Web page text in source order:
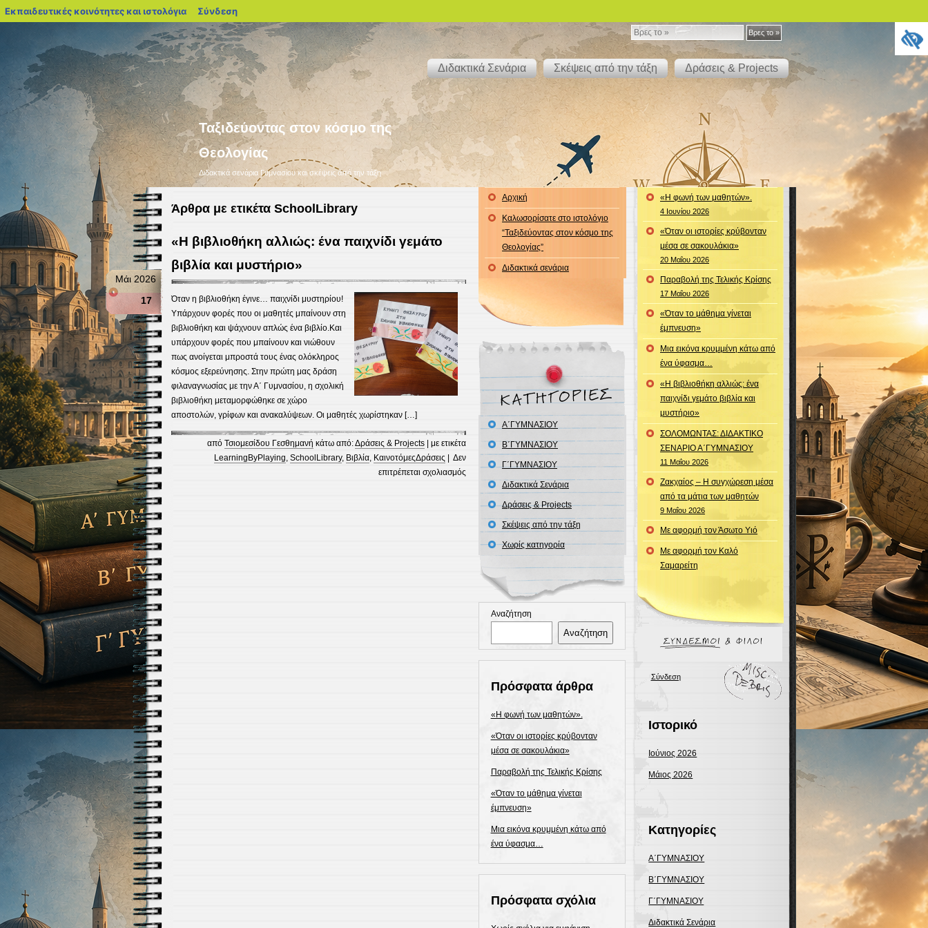
Βρες
το
»
Βρες το »
Διδακτικά Σενάρια Σκέψεις από την τάξη Δράσεις & Projects
Ταξιδεύοντας στον κόσμο της
Θεολογίας
Διδακτικά σενάρια Γυμνασίου και σκέψεις από την τάξη
Άρθρα με ετικέτα SchoolLibrary
«Η βιβλιοθήκη αλλιώς: ένα παιχνίδι γεμάτο
βιβλία και μυστήριο»
Μάι 2026
17
Όταν η βιβλιοθήκη έγινε… παιχνίδι μυστηρίου!
Υπάρχουν φορές που οι μαθητές μπαίνουν στη
βιβλιοθήκη και ψάχνουν απλώς ένα βιβλίο.Και
υπάρχουν φορές που μπαίνουν και νιώθουν
πως ανοίγεται μπροστά τους ένας ολόκληρος
κόσμος εξερεύνησης. Στην πρώτη μας δράση
φιλαναγνωσίας με την Α΄ Γυμνασίου, η σχολική
βιβλιοθήκη μεταμορφώθηκε σε χώρο
αποστολών, γρίφων και ανακαλύψεων. Οι μαθητές χωρίστηκαν […]
από Τσιομεσίδου Γεσθημανή κάτω από:Δράσεις & Projects| με ετικέτα
LearningByPlaying, SchoolLibrary, Βιβλία, ΚαινοτόμεςΔράσεις | Δεν
επιτρέπεται σχολιασμόςστο
βιβλιοθήκη
παιχνίδι
βιβλία
μυστήριο»
Αρχική
Καλωσορίσατε στο ιστολόγιο
“Ταξιδεύοντας στον κόσμο της
Θεολογίας”
Διδακτικά σενάρια
Α΄ΓΥΜΝΑΣΙΟΥ
Β΄ΓΥΜΝΑΣΙΟΥ
Γ΄ΓΥΜΝΑΣΙΟΥ
Διδακτικά Σενάρια
Δράσεις & Projects
Σκέψεις από την τάξη
Χωρίς κατηγορία
Αναζήτηση
Αναζήτηση
Πρόσφατα άρθρα
«Η φωνή των μαθητών».
«Όταν οι ιστορίες κρύβονταν
μέσα σε σακουλάκια»
Παραβολή της Τελικής Κρίσης
«Όταν το μάθημα γίνεται
έμπνευση»
Μια εικόνα κρυμμένη κάτω από
ένα ύφασμα…
Πρόσφατα σχόλια
«Η φωνή των μαθητών».
4 Ιουνίου 2026
«Όταν οι ιστορίες κρύβονταν
μέσα σε σακουλάκια»
20 Μαΐου 2026
Παραβολή της Τελικής Κρίσης
17 Μαΐου 2026
«Όταν το μάθημα γίνεται
έμπνευση»
Μια εικόνα κρυμμένη κάτω από
ένα ύφασμα…
«Η βιβλιοθήκη αλλιώς: ένα
παιχνίδι γεμάτο βιβλία και
μυστήριο»
ΣΟΛΟΜΩΝΤΑΣ: ΔΙΔΑΚΤΙΚΟ
ΣΕΝΑΡΙΟ Α΄ΓΥΜΝΑΣΙΟΥ
11 Μαΐου 2026
Ζακχαίος – Η συγχώρεση μέσα
από τα μάτια των μαθητών
9 Μαΐου 2026
Με αφορμή τον Άσωτο Υιό
Με αφορμή τον Καλό
Σαμαρείτη
Σύνδεση
Ιστορικό
Ιούνιος 2026
Μάιος 2026
Kατηγορίες
Α΄ΓΥΜΝΑΣΙΟΥ
Β΄ΓΥΜΝΑΣΙΟΥ
Γ΄ΓΥΜΝΑΣΙΟΥ
Διδακτικά Σενάρια
Εκπαιδευτικές κοινότητες και ιστολόγια blogs.sch.gr
Σύνδεση